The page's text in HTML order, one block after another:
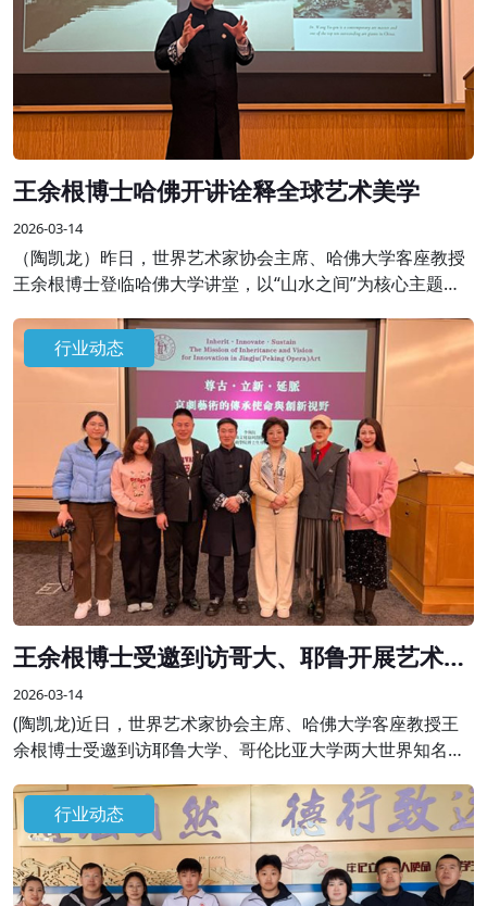
王余根博士哈佛开讲诠释全球艺术美学
2026-03-14
（陶凯龙）昨日，世界艺术家协会主席、哈佛大学客座教授
王余根博士登临哈佛大学讲堂，以“山水之间”为核心主题开
和平的美学思想融于一堂，为全球学界、艺术界同仁呈现了
一场跨越边界的艺术盛宴。
行业动态
王余根博士受邀到访哥大、耶鲁开展艺术学
术交流
2026-03-14
(陶凯龙)近日，世界艺术家协会主席、哈佛大学客座教授王
余根博士受邀到访耶鲁大学、哥伦比亚大学两大世界知名高
际各界嘉宾的热烈欢迎。
行业动态